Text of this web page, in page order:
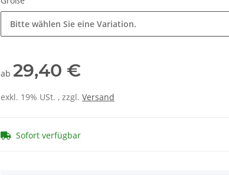
Bitte wählen Sie eine Variation.
ab 29,40 €
exkl. 19% USt. , zzgl. Versand
Sofort verfügbar